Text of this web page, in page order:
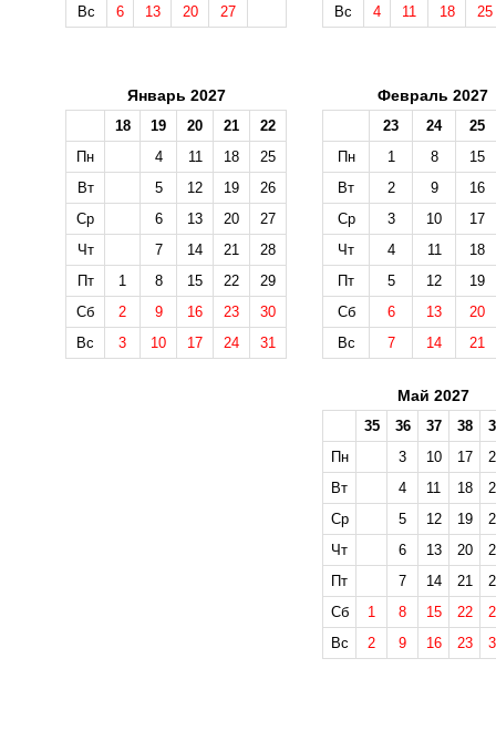
Вс
6 13 20 27
Вс
4 11 18 25
Январь 2027
18 19 20 21
22
Пн
4 11 18
25
Вт
5 12 19
26
Ср
6 13 20
27
Чт
7 14 21
28
Пт
1 8 15 22
29
Сб
2 9 16 23
30
Вс
3 10 17 24 31
Февраль 2027
23 24
25
Пн
1 8
15
Вт
2 9
16
Ср
3 10
17
Чт
4 11
18
Пт
5 12
19
Сб
6 13
20
Вс
7 14 21
Май 2027
35 36 37 38
Пн
3 10 17
Вт
4 11 18
Ср
5 12 19
Чт
6 13 20
Пт
7 14 21
Сб
1 8 15 22
Вс
2 9 16 23